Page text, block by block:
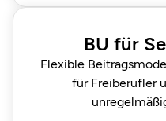
BU für
Flexible
für Freiberufler